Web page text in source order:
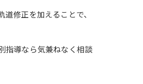
修正を加えることで、
指導なら気兼ねなく相談